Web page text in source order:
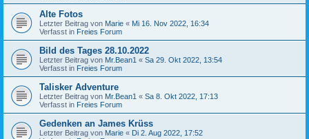
Alte Fotos
Letzter Beitrag von Marie « Mi 16. Nov 2022, 16:34
Verfasst in Freies Forum
Bild des Tages 28.10.2022
Letzter Beitrag von Mr.Bean1 « Sa 29. Okt 2022, 13:54
Verfasst in Freies Forum
Talisker Adventure
Letzter Beitrag von Mr.Bean1 « Sa 8. Okt 2022, 17:13
Verfasst in Freies Forum
Gedenken an James Krüss
Letzter Beitrag von Marie « Di 2. Aug 2022, 17:52